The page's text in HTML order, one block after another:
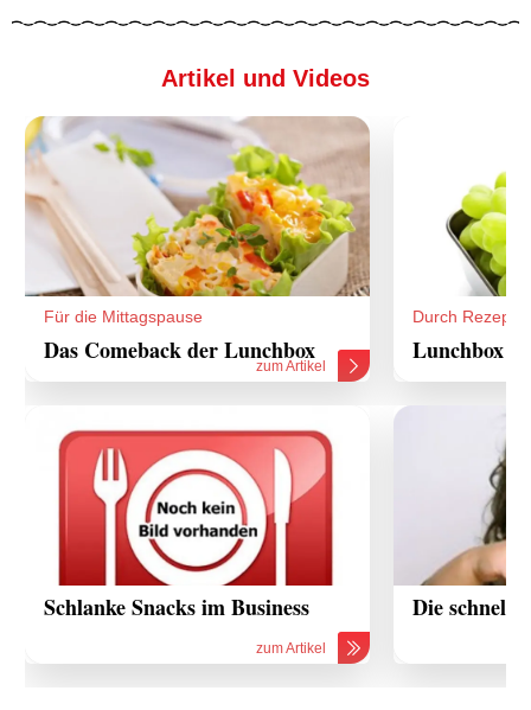
Artikel und Videos
Für die Mittagspause
Das Comeback der Lunchbox
zum Artikel
Durch Rezepte
Lunchbox
Schlanke Snacks im Business
zum Artikel
Die schnelle